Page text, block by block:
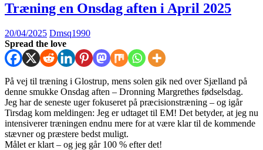
Træning en Onsdag aften i April 2025
20/04/2025 Dmsq1990
Spread the love
På vej til træning i Glostrup, mens solen gik ned over Sjælland på
denne smukke Onsdag aften – Dronning Margrethes fødselsdag.
Jeg har de seneste uger fokuseret på præcisionstræning – og igår
Tirsdag kom meldingen: Jeg er udtaget til EM! Det betyder, at jeg nu
intensiverer træningen endnu mere for at være klar til de kommende
stævner og præstere bedst muligt.
Målet er klart – og jeg går 100 % efter det!